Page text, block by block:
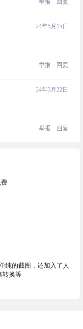
举报 回复
24年5月15日
举报 回复
24年3月22日
举报 回复
纯的截图，还加入了人
转换等